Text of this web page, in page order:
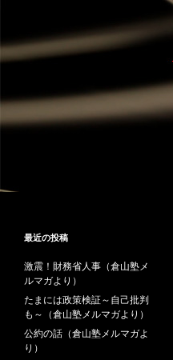
テ
ン
へ
ス
倉山満の砦～誰も教えない時事と教
最近の投稿
激震！財務省人事（倉山塾メ
ルマガより）
たまには政策検証～自己批判
も～（倉山塾メルマガより）
公約の話（倉山塾メルマガよ
り）